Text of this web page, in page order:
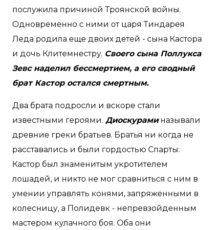
послужила причиной Троянской войны.
Одновременно с ними от царя Тиндарея
Леда родила еще двоих детей - сына Кастора
и дочь Клитемнестру. Своего сына Поллукса
Зевс наделил бессмертием, а его сводный
брат Кастор остался смертным.
Два брата подросли и вскоре стали
известными героями. Диоскураминазывали
древние греки братьев. Братья ни когда не
расставались и были гордостью Спарты:
Кастор был знаменитым укротителем
лошадей, и никто не мог сравниться с ним в
умении управлять конями, запряженными в
колесницу, а Полидевк - непревзойденным
мастером кулачного боя. Оба они